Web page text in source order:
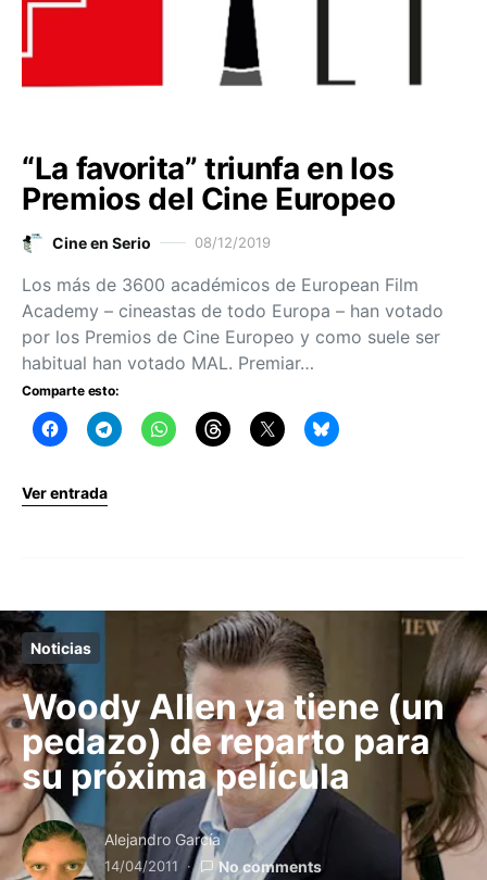
“La favorita” triunfa en los
Premios del Cine Europeo
Cine en Serio 08/12/2019
Los más de 3600 académicos de European Film
Academy – cineastas de todo Europa – han votado
por los Premios de Cine Europeo y como suele ser
habitual han votado MAL. Premiar…
Comparte esto:
Ver entrada
Noticias
Woody Allen ya tiene (un
pedazo) de reparto para
su próxima película
Alejandro García
14/04/2011 No comments